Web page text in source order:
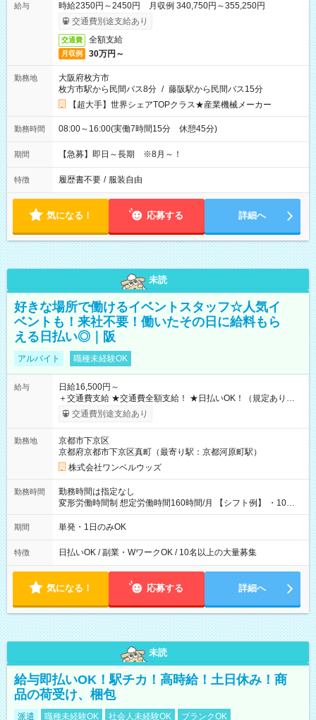
給与
時給2350円～2450円 月収例 340,750円～355,250円
交通費別途支給あり
交通費 全額支給
月収例 30万円～
勤務地
大阪府枚方市
枚方市駅から民間バス8分 / 藤阪駅から民間バス15分
【超大手】世界シェアTOPクラス★産業機械メーカー
勤務時間 08:00～16:00(実働7時間15分 休憩45分)
期間 【急募】即日～長期 ※8月～！
特徴 履歴書不要 / 服装自由
気になる！ 応募する 詳細へ
未読
好きな場所で働けるイベントスタッフ☆人気イ
ベントも！来社不要！働いたその日に給料もら
える日払い◎｜阪
アルバイト 職種未経験OK
給与
日給16,500円～
＋交通費支給 ★交通費全額支給！ ★日払いOK！（規定あり） ┗
働いたその日に現金GET♪ お仕事後はコンビニATMから 日払
交通費別途支給あり
勤務地
京都市下京区
京都府京都市下京区真町（最寄り駅：京都河原町駅）
株式会社ワンベルウッズ
勤務時間
勤務時間は指定なし
変形労働時間制 想定労働時間160時間/月 【シフト例】 ・10：
00～20：00
期間 単発・1日のみOK
特徴 日払いOK / 副業・WワークOK / 10名以上の大量募集
気になる！ 応募する 詳細へ
未読
給与即払いOK！駅チカ！高時給！土日休み！商
品の荷受け、梱包
派遣 職種未経験OK 社会人未経験OK
ブランクOK